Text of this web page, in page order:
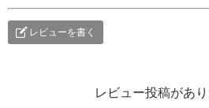
レビューを書く
レビュー投稿があり